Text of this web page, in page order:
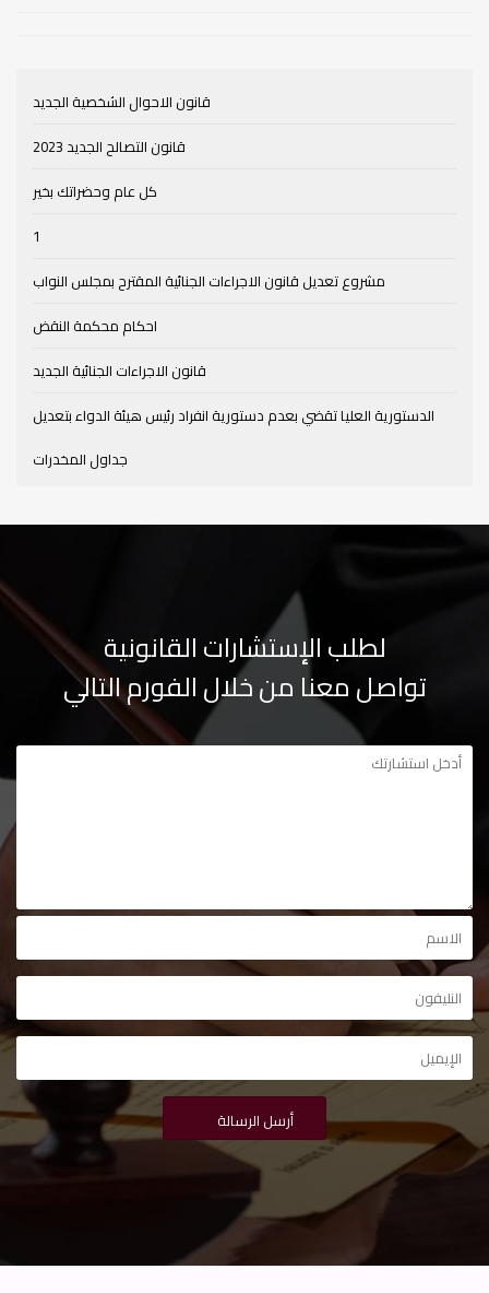
قانون الاحوال الشخصية الجديد
قانون التصالح الجديد 2023
كل عام وحضراتك بخير
1
مشروع تعديل قانون الاجراءات الجنائية المقترح بمجلس النواب
احكام محكمة النقض
قانون الاجراءات الجنائية الجديد
الدستورية العليا تقضي بعدم دستورية انفراد رئيس هيئة الدواء بتعديل
جداول المخدرات
لطلب الإستشارات القانونية
تواصل معنا من خلال الفورم التالي